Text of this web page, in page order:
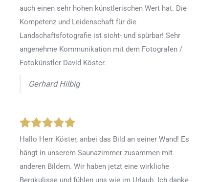
auch einen sehr hohen künstlerischen Wert hat. Die
Kompetenz und Leidenschaft für die
Landschaftsfotografie ist sicht- und spürbar! Sehr
angenehme Kommunikation mit dem Fotografen /
Fotokünstler David Köster.
Gerhard Hilbig
Hallo Herr Köster, anbei das Bild an seiner Wand! Es
hängt in unserem Saunazimmer zusammen mit
anderen Bildern. Wir haben jetzt eine wirkliche
Bergkulisse und fühlen uns wie im Urlaub. Ich danke